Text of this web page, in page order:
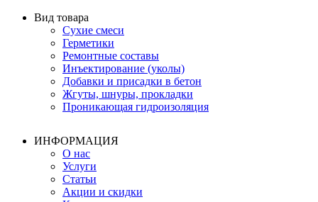
Вид товара
Сухие смеси
Герметики
Ремонтные составы
Инъектирование (уколы)
Добавки и присадки в бетон
Жгуты, шнуры, прокладки
Проникающая гидроизоляция
ИНФОРМАЦИЯ
О нас
Услуги
Статьи
Акции и скидки